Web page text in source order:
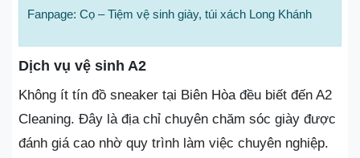
Fanpage: Cọ – Tiệm vệ sinh giày, túi xách Long Khánh
Dịch vụ vệ sinh A2
Không ít tín đồ sneaker tại Biên Hòa đều biết đến A2
Cleaning. Đây là địa chỉ chuyên chăm sóc giày được
đánh giá cao nhờ quy trình làm việc chuyên nghiệp.